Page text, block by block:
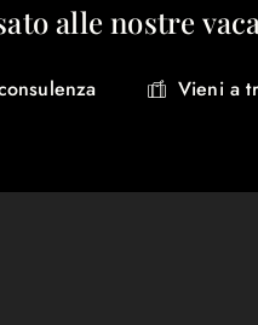
alle nostre
Vieni a